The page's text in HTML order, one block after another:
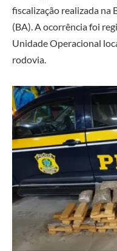
fiscalização realizada na
(BA). A ocorrência foi
Unidade Operacional
rodovia.